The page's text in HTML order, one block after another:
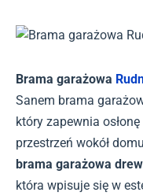
Brama garażowa
Sanem brama
który zapewnia
przestrzeń wokół
brama garażowa
która wpisuje się w